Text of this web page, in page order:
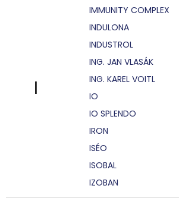
I
IMMUNITY COMPLEX
INDULONA
INDUSTROL
ING. JAN VLASÁK
ING. KAREL VOITL
IO
IO SPLENDO
IRON
ISÉO
ISOBAL
IZOBAN